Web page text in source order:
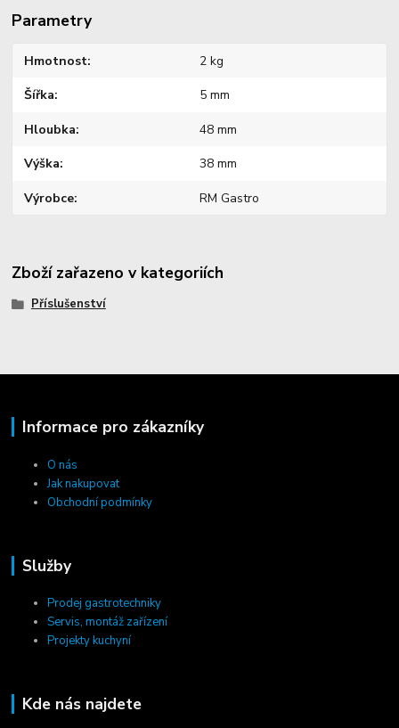
Parametry
Hmotnost 2 kg
Šířka 5 mm
Hloubka 48 mm
Výška 38 mm
Výrobce RM Gastro
Zboží zařazeno v kategoriích
Příslušenství
Informace pro zákazníky
O nás
Jak nakupovat
Obchodní podmínky
Služby
Prodej gastrotechniky
Servis, montáž zařízení
Projekty kuchyní
Kde nás najdete